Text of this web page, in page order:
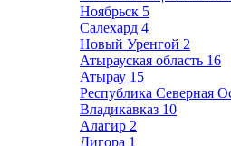
Ноябрьск 5
Салехард 4
Новый Уренгой 2
Атырауская область 16
Атырау 15
Республика Северная
Владикавказ 10
Алагир 2
Дигора 1